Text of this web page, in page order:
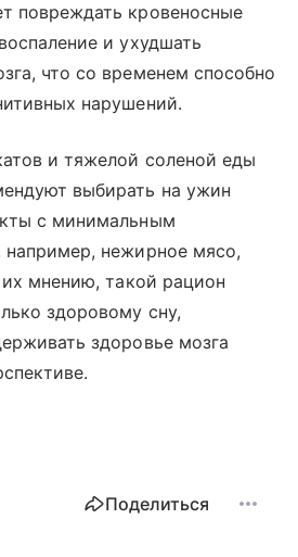
повреждать кровеносные
и ухудшать
что со временем способно
нарушений.
и тяжелой соленой еды
выбирать на ужин
с минимальным
нежирное мясо,
мнению, такой рацион
здоровому сну,
здоровье мозга
Поделиться